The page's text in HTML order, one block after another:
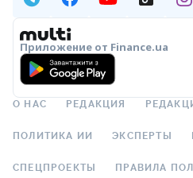
Приложение от Finance.ua
О НАС РЕДАКЦИЯ
ПОЛИТИКА ИИ ЭКСПЕРТЫ
СПЕЦПРОЕКТЫ ПРАВИЛА